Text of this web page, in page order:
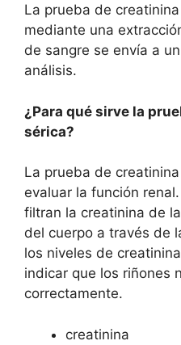
La prueba de
mediante una
de sangre se envía a
análisis.
¿Para qué sirve la
sérica?
La prueba de
evaluar la función
filtran la creatinina de
del cuerpo a través de
los niveles de
indicar que los riñones
correctamente.
creatinina